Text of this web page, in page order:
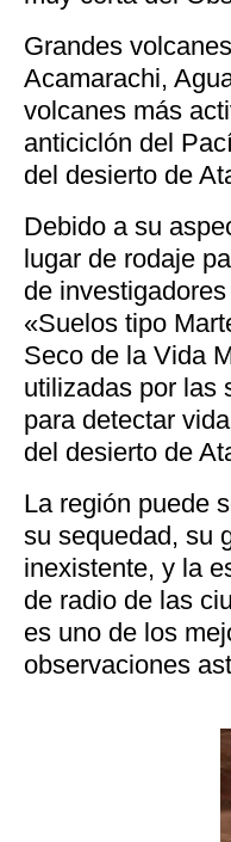
Grandes
Acamarachi,
volcanes más
anticiclón del
del desierto de
Debido a su
lugar de rodaje
de
«Suelos tipo
Seco de la Vida
utilizadas por las
para detectar
del desierto de
La región puede
su sequedad, su
inexistente, y la
de radio de las
es uno de los
observaciones